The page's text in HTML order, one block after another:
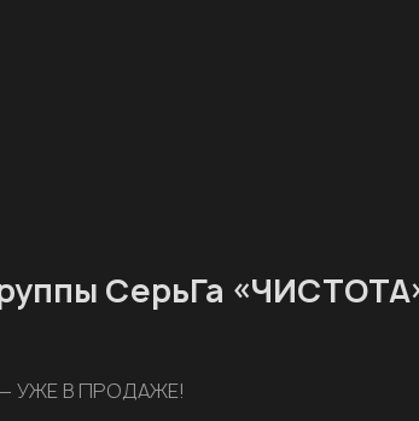
СерьГа
— УЖЕ В ПРОДАЖЕ!